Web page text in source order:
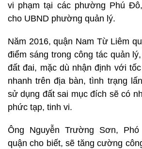
vi phạm tại các phường Phú
cho UBND phường quản lý.
Năm 2016, quận Nam Từ Liêm
điểm sáng trong công tác quản
đất đai, mặc dù nhận định với
nhanh trên địa bàn, tình trạng
sử dụng đất sai mục đích sẽ có
phức tạp, tinh vi.
Ông Nguyễn Trường Sơn,
quận cho biết, sẽ tăng cường